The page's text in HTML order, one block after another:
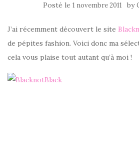
Posté le 1 novembre 2011 by
J’ai récemment découvert le site
de pépites fashion. Voici donc ma
cela vous plaise tout autant qu’à moi !